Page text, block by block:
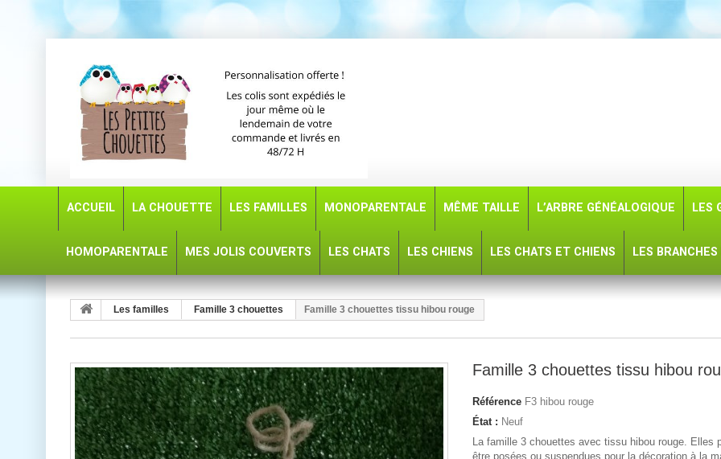
ACCUEIL LA CHOUETTE LES FAMILLES MONOPARENTALE MÊME TAILLE L’ARBRE GÉNÉALOGIQUE LES
HOMOPARENTALE MES JOLIS COUVERTS LES CHATS LES CHIENS LES CHATS ET CHIENS LES
Les familles Famille 3 chouettes Famille 3 chouettes tissu hibou rouge
Famille 3 chouettes tissu hibou
Référence F3 hibou rouge
État : Neuf
La famille 3 chouettes avec tissu hibou rouge. Elles
être posées ou suspendues pour la décoration à la